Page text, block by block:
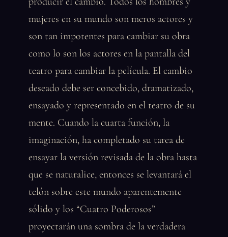
mujeres en su mundo son meros actores y
son tan impotentes para cambiar su obra
como lo son los actores en la pantalla del
teatro para cambiar la película. El cambio
deseado debe ser concebido, dramatizado,
ensayado y representado en el teatro de su
mente. Cuando la cuarta función, la
imaginación, ha completado su tarea de
ensayar la versión revisada de la obra hasta
que se naturalice, entonces se levantará el
telón sobre este mundo aparentemente
sólido y los “Cuatro Poderosos”
proyectarán una sombra de la verdadera